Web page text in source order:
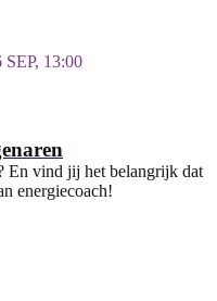
13:00
En vind jij het belangrijk dat
energiecoach!